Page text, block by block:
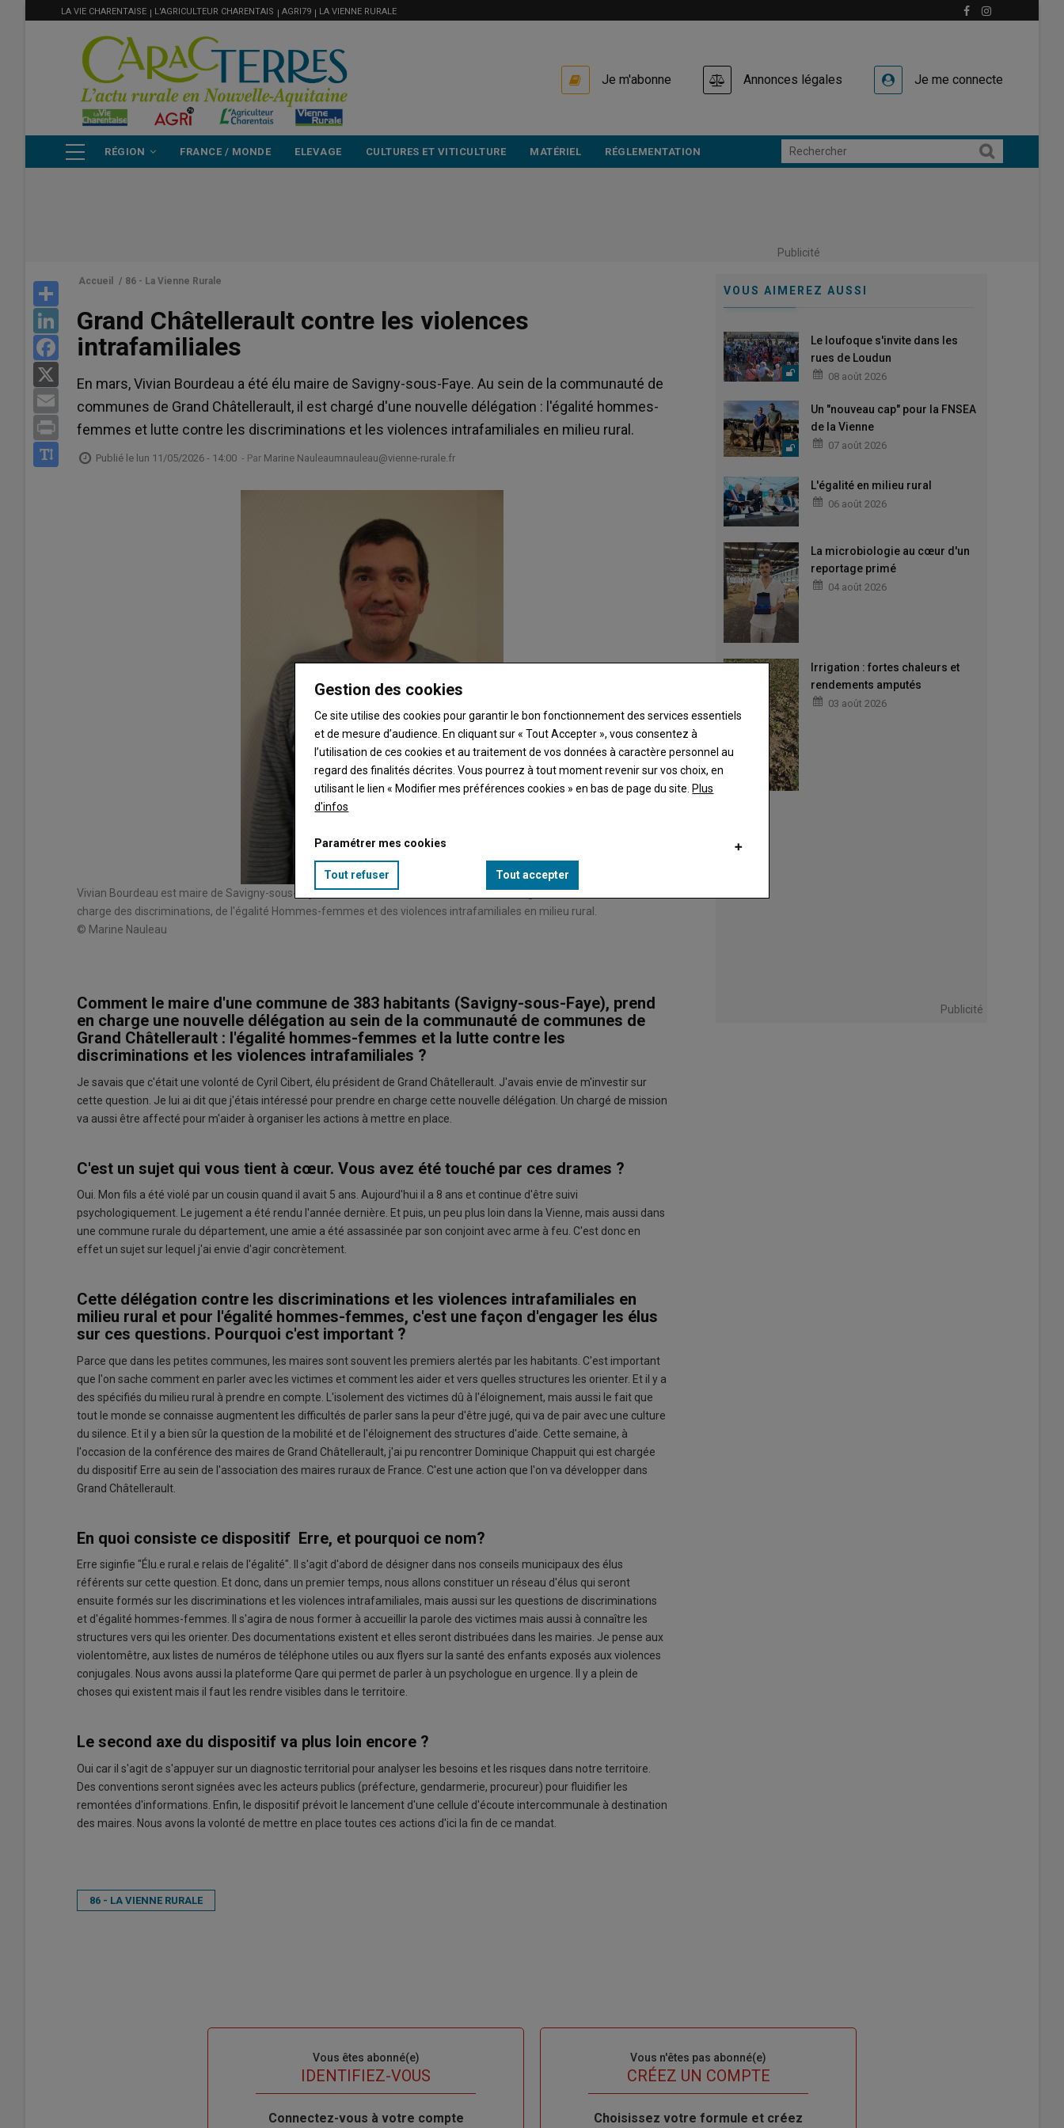
MENU
FILIÈRE
LA VIE CHARENTAISE L'AGRICULTEUR CHARENTAIS AGRI79 LA VIENNE RURALE
Je m'abonne Annonces légales Je me connecte
PRINCIPALE
RÉGION FRANCE / MONDE ELEVAGE CULTURES ET VITICULTURE MATÉRIEL RÉGLEMENTATION
Publicité
LinkedIn
Facebook
Print
Accueil / 86 - La Vienne Rurale
Grand Châtellerault contre les violences
intrafamiliales
En mars, Vivian Bourdeau a été élu maire de Savigny-sous-Faye. Au sein de la communauté de
communes de Grand Châtellerault, il est chargé d'une nouvelle délégation : l'égalité hommes-
femmes et lutte contre les discriminations et les violences intrafamiliales en milieu rural.
Publié le lun 11/05/2026 - 14:00 - Par Marine Nauleaumnauleau@vienne-rurale.fr
Vivian Bourdeau est maire de Savigny-sous-Faye. Il est aussi conseiller communautaire de grand Châtellerault, en
charge des discriminations, de l'égalité Hommes-femmes et des violences intrafamiliales en milieu rural.
© Marine Nauleau
Comment le maire d'une commune de 383 habitants (Savigny-sous-Faye), prend
en charge une nouvelle délégation au sein de la communauté de communes de
Grand Châtellerault : l'égalité hommes-femmes et la lutte contre les
discriminations et les violences intrafamiliales ?
Je savais que c'était une volonté de Cyril Cibert, élu président de Grand Châtellerault. J'avais envie de m'investir sur
cette question. Je lui ai dit que j'étais intéressé pour prendre en charge cette nouvelle délégation. Un chargé de mission
va aussi être affecté pour m'aider à organiser les actions à mettre en place.
C'est un sujet qui vous tient à cœur. Vous avez été touché par ces drames ?
Oui. Mon fils a été violé par un cousin quand il avait 5 ans. Aujourd'hui il a 8 ans et continue d'être suivi
psychologiquement. Le jugement a été rendu l'année dernière. Et puis, un peu plus loin dans la Vienne, mais aussi dans
une commune rurale du département, une amie a été assassinée par son conjoint avec arme à feu. C'est donc en
effet un sujet sur lequel j'ai envie d'agir concrètement.
Cette délégation contre les discriminations et les violences intrafamiliales en
milieu rural et pour l'égalité hommes-femmes, c'est une façon d'engager les élus
sur ces questions. Pourquoi c'est important ?
Parce que dans les petites communes, les maires sont souvent les premiers alertés par les habitants. C'est important
que l'on sache comment en parler avec les victimes et comment les aider et vers quelles structures les orienter. Et il y a
des spécifiés du milieu rural à prendre en compte. L'isolement des victimes dû à l'éloignement, mais aussi le fait que
tout le monde se connaisse augmentent les difficultés de parler sans la peur d'être jugé, qui va de pair avec une culture
du silence. Et il y a bien sûr la question de la mobilité et de l'éloignement des structures d'aide. Cette semaine, à
l'occasion de la conférence des maires de Grand Châtellerault, j'ai pu rencontrer Dominique Chappuit qui est chargée
du dispositif Erre au sein de l'association des maires ruraux de France. C'est une action que l'on va développer dans
Grand Châtellerault.
En quoi consiste ce dispositif Erre, et pourquoi ce nom?
Erre siginfie "Élu.e rural.e relais de l'égalité". Il s'agit d'abord de désigner dans nos conseils municipaux des élus
référents sur cette question. Et donc, dans un premier temps, nous allons constituer un réseau d'élus qui seront
ensuite formés sur les discriminations et les violences intrafamiliales, mais aussi sur les questions de discriminations
et d'égalité hommes-femmes. Il s'agira de nous former à accueillir la parole des victimes mais aussi à connaître les
structures vers qui les orienter. Des documentations existent et elles seront distribuées dans les mairies. Je pense aux
violentomêtre, aux listes de numéros de téléphone utiles ou aux flyers sur la santé des enfants exposés aux violences
conjugales. Nous avons aussi la plateforme Qare qui permet de parler à un psychologue en urgence. Il y a plein de
choses qui existent mais il faut les rendre visibles dans le territoire.
Le second axe du dispositif va plus loin encore ?
Oui car il s'agit de s'appuyer sur un diagnostic territorial pour analyser les besoins et les risques dans notre territoire.
Des conventions seront signées avec les acteurs publics (préfecture, gendarmerie, procureur) pour fluidifier les
remontées d'informations. Enfin, le dispositif prévoit le lancement d'une cellule d'écoute intercommunale à destination
des maires. Nous avons la volonté de mettre en place toutes ces actions d'ici la fin de ce mandat.
86 - LA VIENNE RURALE
VOUS AIMEREZ AUSSI
Le loufoque s'invite dans les
rues de Loudun
08 août 2026
Un "nouveau cap" pour la FNSEA
de la Vienne
07 août 2026
L'égalité en milieu rural
06 août 2026
La microbiologie au cœur d'un
reportage primé
04 août 2026
Irrigation : fortes chaleurs et
rendements amputés
03 août 2026
Publicité
Vous êtes abonné(e)
IDENTIFIEZ-VOUS
Body
Connectez-vous à votre compte
Vous n'êtes pas abonné(e)
TITRECRÉEZ UN COMPTE
Body
Choisissez votre formule et créez
Gestion des cookies
Ce site utilise des cookies pour garantir le bon fonctionnement des services essentiels
et de mesure d’audience. En cliquant sur « Tout Accepter », vous consentez à
l’utilisation de ces cookies et au traitement de vos données à caractère personnel au
regard des finalités décrites. Vous pourrez à tout moment revenir sur vos choix, en
utilisant le lien « Modifier mes préférences cookies » en bas de page du site. Plus
d'infos
Paramétrer mes cookies
Tout refuser Tout accepter